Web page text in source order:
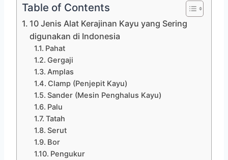
Table of Contents
10 Jenis Alat Kerajinan Kayu yang Sering
digunakan di Indonesia
Pahat
Gergaji
Amplas
Clamp (Penjepit Kayu)
Sander (Mesin Penghalus Kayu)
Palu
Tatah
Serut
Bor
Pengukur